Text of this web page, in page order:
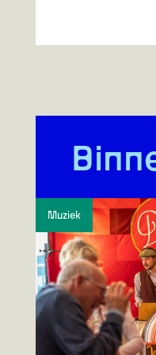
Muziek